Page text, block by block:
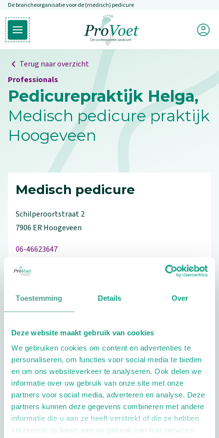
Toestemming Details Over
Deze website maakt gebruik van cookies
We gebruiken cookies om content en advertenties te
personaliseren, om functies voor social media te bieden
en om ons websiteverkeer te analyseren. Ook delen we
informatie over uw gebruik van onze site met onze
partners voor social media, adverteren en analyse. Deze
partners kunnen deze gegevens combineren met andere
informatie die u aan ze heeft verstrekt of die ze hebben
verzameld op basis van uw gebruik van hun services.
Overslaan en naar de inhoud gaan
De brancheorganisatie voor de (medisch) pedicure
Open hoofdmenu
Ga naar de homepagina
Mijn
Terug naar overzicht
Professionals
Pedicurepraktijk Helga,
Medisch pedicure praktijk
Hoogeveen
Medisch pedicure
Schilperoortstraat2
7906 ERHoogeveen
06-46623647
Schrijf ook een review
Extra opties